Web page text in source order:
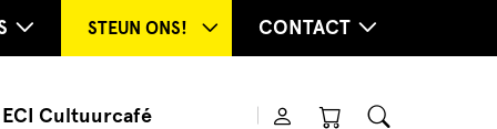
STEUN ONS! CONTACT
ECI Cultuurcafé